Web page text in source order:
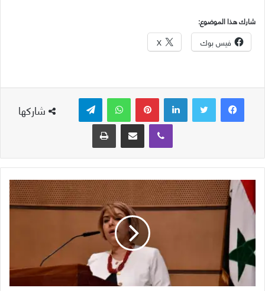
شارك هذا الموضوع:
فيس بوك X
شاركها
لينكدإن بينتيريست واتساب
ڤايبر
مشاركة عبر البريد طباعة